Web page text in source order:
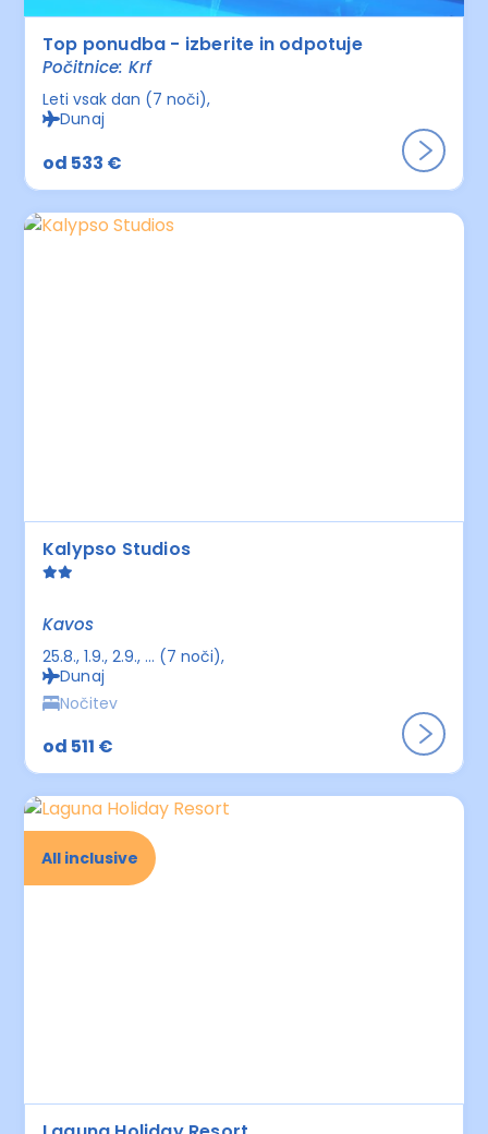
Top ponudba - izberite in odpotuje
Počitnice: Krf
Leti vsak dan (7 noči)
Dunaj
od 533 €
Kalypso Studios
Kavos
25.8., 1.9., 2.9., ... (7 noči)
Dunaj
Nočitev
od 511 €
All inclusive